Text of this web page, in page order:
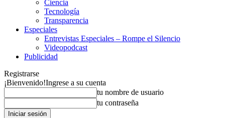
Ciencia
Tecnología
Transparencia
Especiales
Entrevistas Especiales – Rompe el Silencio
Videopodcast
Publicidad
Registrarse
¡Bienvenido!Ingrese a su cuenta
tu nombre de usuario
tu contraseña